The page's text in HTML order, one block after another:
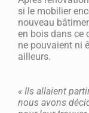
si le mobilier
nouveau
en bois dans ce
ne pouvaient ni
ailleurs.
« Ils allaient
nous avons